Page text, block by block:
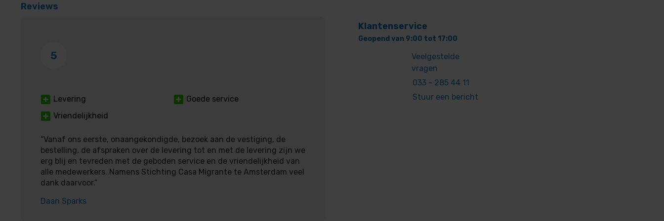
Reviews
5
Levering
Goede service
Vriendelijkheid
“Vanaf ons eerste, onaangekondigde, bezoek aan de vestiging, de
bestelling, de afspraken over de levering tot en met de levering zijn we
erg blij en tevreden met de geboden service en de vriendelijkheid van
alle medewerkers. Namens Stichting Casa Migrante te Amsterdam veel
dank daarvoor.”
Daan Sparks
Klantenservice
Geopend van 9:00 tot 17:00
Veelgestelde
vragen
033 - 285 44 11
Stuur een bericht